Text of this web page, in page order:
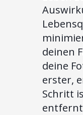
deinen
deine
erster,
Schritt